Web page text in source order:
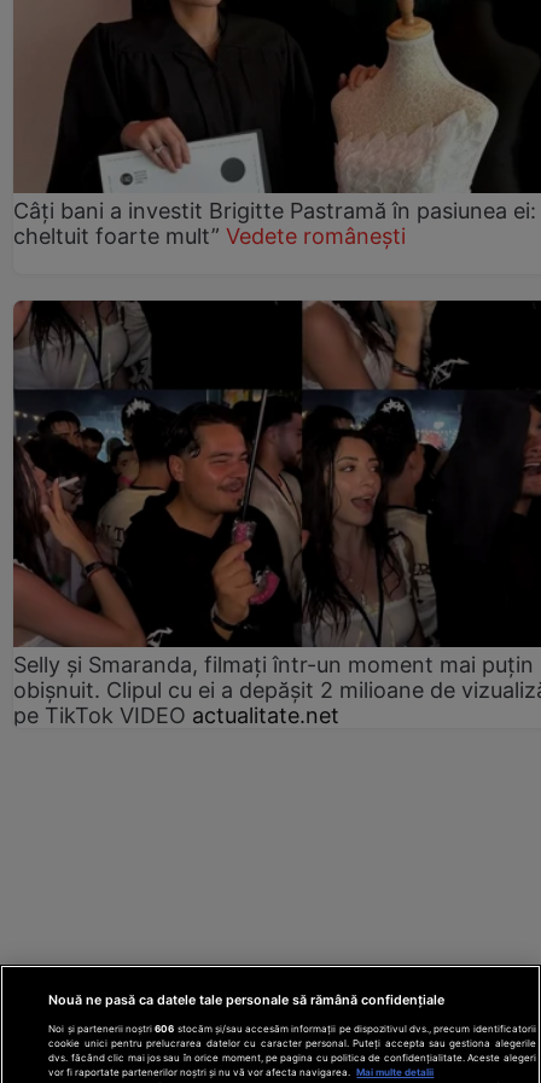
Câți bani a investit Brigitte Pastramă în pasiunea ei:
cheltuit foarte mult” Vedete românești
Selly și Smaranda, filmați într-un moment mai puțin
obișnuit. Clipul cu ei a depășit 2 milioane de
pe TikTok VIDEO actualitate.net
Nouă ne pasă ca datele tale personale să rămână confidențiale
Noi și partenerii noștri606 stocăm și/sau accesăm informații pe dispozitivul dvs., precum identificatorii
cookie unici pentru prelucrarea datelor cu caracter personal. Puteți accepta sau gestiona alegerile
dvs. făcând clic mai jos sau în orice moment, pe pagina cu politica de confidențialitate. Aceste alegeri
vor fi raportate partenerilor noștri și nu vă vor afecta navigarea.
Mai multe detalii